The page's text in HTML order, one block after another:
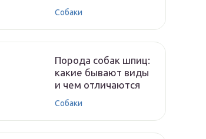
Собаки
Порода собак шпиц:
какие бывают виды
и чем отличаются
Собаки